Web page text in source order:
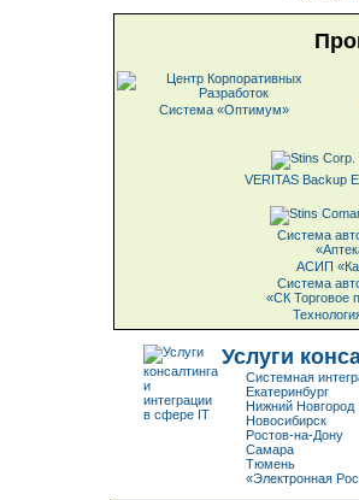
Система «Оптимум»
VERITAS Backup
Система
АСИП
Система
«СК Торговое
Услуги
Системная
Екатеринбург
Нижний Новгород
Новосибирск
Ростов-на-Дону
Самара
Тюмень
«Электронная